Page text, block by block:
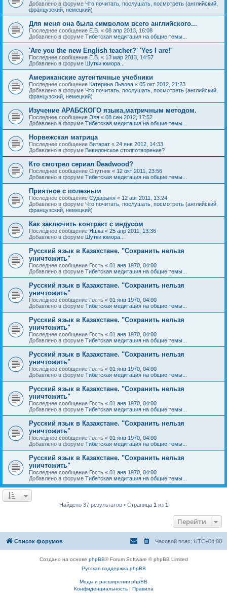
Добавлено в форуме Что почитать, послушать, посмотреть (английский,
французский, немецкий)
Для меня она была символом всего английского...
Последнее сообщение Е.В. « 08 апр 2013, 16:08
Добавлено в форуме Тибетская медитация на общие темы...
'Are you the new English teacher?' 'Yes I are!'
Последнее сообщение Е.В. « 13 мар 2013, 14:57
Добавлено в форуме Шутки юмора...
Американские аутентичные учебники
Последнее сообщение Катерина Львова « 05 окт 2012, 21:23
Добавлено в форуме Что почитать, послушать, посмотреть (английский,
французский, немецкий)
Изучение АРАБСКОГО языка,матричным методом.
Последнее сообщение Эля « 08 сен 2012, 17:52
Добавлено в форуме Тибетская медитация на общие темы...
Норвежская матрица
Последнее сообщение Витарат « 24 янв 2012, 14:33
Добавлено в форуме Вавилонское столпотворение?
Кто смотрел сериал Deadwood?
Последнее сообщение Спутник « 12 окт 2011, 23:56
Добавлено в форуме Тибетская медитация на общие темы...
Приятное с полезным
Последнее сообщение Сударыня « 12 авг 2011, 13:24
Добавлено в форуме Что почитать, послушать, посмотреть (английский,
французский, немецкий)
Как заключить контракт с индусом
Последнее сообщение Яшка « 25 апр 2011, 13:36
Добавлено в форуме Шутки юмора...
Русский язык в Казахстане. "Сохранить нельзя
уничтожить"
Последнее сообщение Гость « 01 янв 1970, 04:00
Добавлено в форуме Тибетская медитация на общие темы...
Русский язык в Казахстане. "Сохранить нельзя
уничтожить"
Последнее сообщение Гость « 01 янв 1970, 04:00
Добавлено в форуме Тибетская медитация на общие темы...
Русский язык в Казахстане. "Сохранить нельзя
уничтожить"
Последнее сообщение Гость « 01 янв 1970, 04:00
Добавлено в форуме Тибетская медитация на общие темы...
Русский язык в Казахстане. "Сохранить нельзя
уничтожить"
Последнее сообщение Гость « 01 янв 1970, 04:00
Добавлено в форуме Тибетская медитация на общие темы...
Русский язык в Казахстане. "Сохранить нельзя
уничтожить"
Последнее сообщение Гость « 01 янв 1970, 04:00
Добавлено в форуме Тибетская медитация на общие темы...
Русский язык в Казахстане. "Сохранить нельзя
уничтожить"
Последнее сообщение Гость « 01 янв 1970, 04:00
Добавлено в форуме Тибетская медитация на общие темы...
Русский язык в Казахстане. "Сохранить нельзя
уничтожить"
Последнее сообщение Гость « 01 янв 1970, 04:00
Добавлено в форуме Тибетская медитация на общие темы...
Найдено 37 результатов • Страница 1 из 1
Перейти
Список форумов Часовой пояс: UTC+04:00
Создано на основе phpBB® Forum Software © phpBB Limited
Русская поддержка phpBB
Моды и расширения phpBB
Конфиденциальность| Правила